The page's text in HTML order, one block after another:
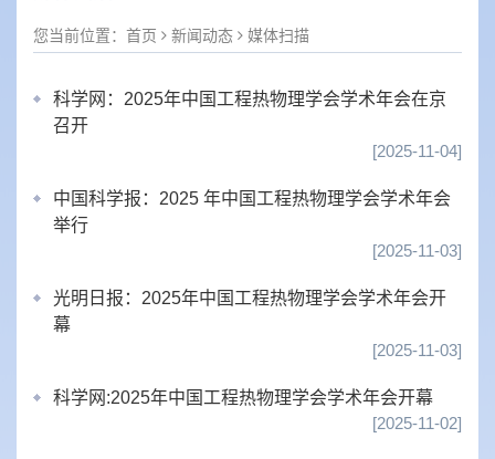
您当前位置： 首页 新闻动态 媒体扫描
科学网：2025年中国工程热物理学会学术年会在京
召开
[2025-11-04]
中国科学报：2025 年中国工程热物理学会学术年会
举行
[2025-11-03]
光明日报：2025年中国工程热物理学会学术年会开
幕
[2025-11-03]
科学网:2025年中国工程热物理学会学术年会开幕
[2025-11-02]